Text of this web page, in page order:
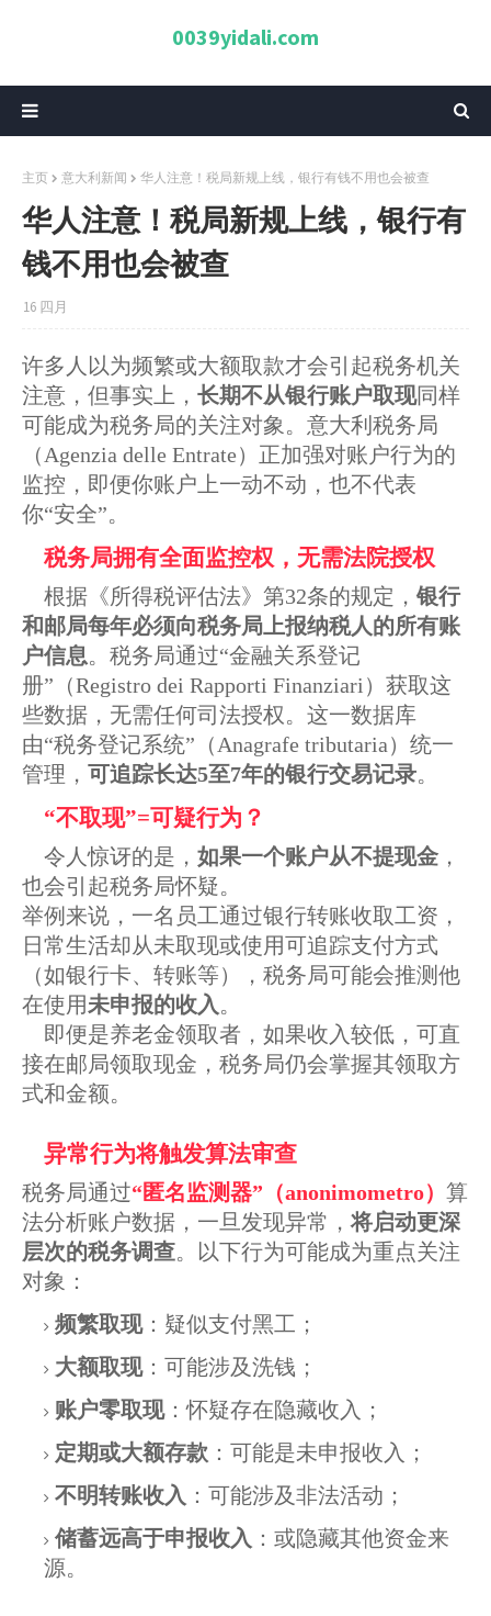
0039yidali.com
主页 意大利新闻 华人注意！税局新规上线，银行有钱不用也会被查
华人注意！税局新规上线，银行有
钱不用也会被查
16 四月
许多人以为频繁或大额取款才会引起税务机关
注意，但事实上， 长期不从银行账户取现同样
可能成为税务局的关注对象。意大利税务局
（Agenzia delle Entrate）正加强对账户行为的
监控，即便你账户上一动不动，也不代表
你“安全”。
税务局拥有全面监控权，无需法院授权
根据《所得税评估法》第32条的规定， 银行
和邮局每年必须向税务局上报纳税人的所有账
户信息。税务局通过“金融关系登记
册”（Registro dei Rapporti Finanziari）获取这
些数据，无需任何司法授权。这一数据库
由“税务登记系统”（Anagrafe tributaria）统一
管理， 可追踪长达5至7年的银行交易记录。
“不取现”=可疑行为？
令人惊讶的是， 如果一个账户从不提现金 ，
也会引起税务局怀疑。
举例来说，一名员工通过银行转账收取工资，
日常生活却从未取现或使用可追踪支付方式
（如银行卡、转账等），税务局可能会推测他
在使用未申报的收入 。
即便是养老金领取者，如果收入较低，可直
接在邮局领取现金，税务局仍会掌握其领取方
式和金额。
异常行为将触发算法审查
税务局通过“匿名监测器”（anonimometro） 算
法分析账户数据，一旦发现异常，将启动更深
层次的税务调查。以下行为可能成为重点关注
对象：
频繁取现：疑似支付黑工；
大额取现：可能涉及洗钱；
账户零取现：怀疑存在隐藏收入；
定期或大额存款 ：可能是未申报收入；
不明转账收入 ：可能涉及非法活动；
储蓄远高于申报收入 ：或隐藏其他资金来
源。